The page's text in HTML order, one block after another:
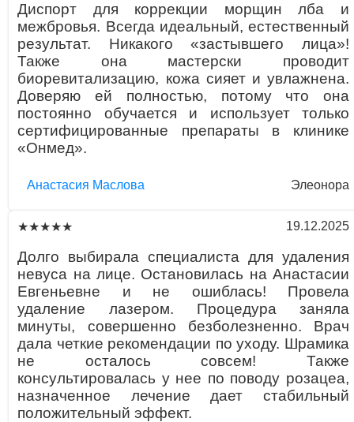
Диспорт для коррекции морщин лба и
межбровья. Всегда идеальный, естественный
результат. Никакого «застывшего лица»!
Также она мастерски проводит
биоревитализацию, кожа сияет и увлажнена.
Доверяю ей полностью, потому что она
постоянно обучается и использует только
сертифицированные препараты в клинике
«Онмед».
Aнaстaсия Маслова Элеонора
★★★★★ 19.12.2025
Долго выбирала специалиста для удаления
невуса на лице. Остановилась на Анастасии
Евгеньевне и не ошиблась! Провела
удаление лазером. Процедура заняла
минуты, совершенно безболезненно. Врач
дала четкие рекомендации по уходу. Шрамика
не осталось совсем! Также
консультировалась у нее по поводу розацеа,
назначенное лечение дает стабильный
положительный эффект.